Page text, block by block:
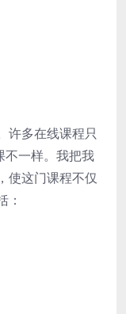
许多在线课程只
不一样。我把我
使这门课程不仅
：